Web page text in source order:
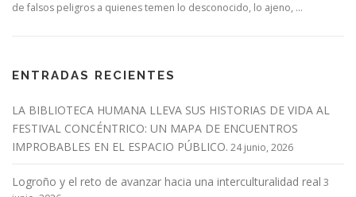
de falsos peligros a quienes temen lo desconocido, lo ajeno, …
ENTRADAS RECIENTES
LA BIBLIOTECA HUMANA LLEVA SUS HISTORIAS DE VIDA AL
FESTIVAL CONCÉNTRICO: UN MAPA DE ENCUENTROS
IMPROBABLES EN EL ESPACIO PÚBLICO. 24 junio, 2026
Logroño y el reto de avanzar hacia una interculturalidad real 3